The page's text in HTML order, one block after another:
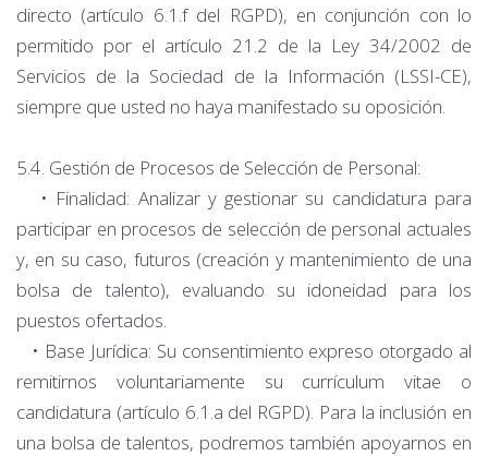
directo (artículo 6.1.f del RGPD), en conjunción con lo
permitido por el artículo 21.2 de la Ley 34/2002 de
Servicios de la Sociedad de la Información (LSSI-CE),
siempre que usted no haya manifestado su oposición.
5.4. Gestión de Procesos de Selección de Personal:
• Finalidad: Analizar y gestionar su candidatura para
participar en procesos de selección de personal actuales
y, en su caso, futuros (creación y mantenimiento de una
bolsa de talento), evaluando su idoneidad para los
puestos ofertados.
• Base Jurídica: Su consentimiento expreso otorgado al
remitirnos voluntariamente su currículum vitae o
candidatura (artículo 6.1.a del RGPD). Para la inclusión en
una bolsa de talentos, podremos también apoyarnos en